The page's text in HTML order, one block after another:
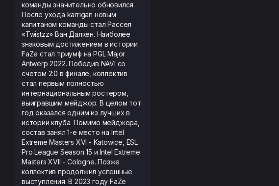
команды значительно обновился.
После ухода karrigan новым
капитаном команды стал Рассел
«Twistzz» Ван Далкен. Наиболее
знаковым достижением в истории
FaZe стал триумф на PGL Major
Antwerp 2022. Победив NAVI со
счётом 2:0 в финале, коллектив
стал первым полностью
интернациональным ростером,
выигравшим мейджор. В целом тот
год оказался одним из лучших в
истории клуба. Помимо мейджора,
состав занял 1-е место на Intel
Extreme Masters XVI - Katowice, ESL
Pro League Season 15 и Intel Extreme
Masters XVII - Cologne. Позже
коллектив продолжил успешные
выступления. В 2023 году FaZe